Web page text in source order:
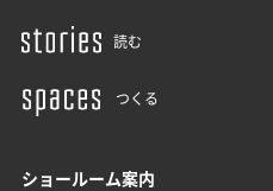
読む
つくる
ショールーム案内